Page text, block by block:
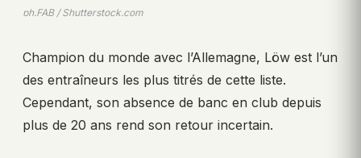
ph.FAB / Shutterstock.com
Champion du monde avec l’Allemagne, Löw est l’un
des entraîneurs les plus titrés de cette liste.
Cependant, son absence de banc en club depuis
plus de 20 ans rend son retour incertain.